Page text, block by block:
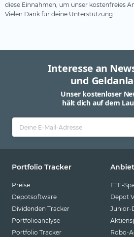
diese Einnahmen, um unser kostenfreies
Vielen Dank für deine Unterstützung.
Interesse an
und
Unser kostenloser
hält dich auf dem
Portfolio Tracker
Preise
Depotsoftware
Dividenden Tracker
Portfolioanalyse
Portfolio Tracker
ETF-
Depot
Junior-
Robo-